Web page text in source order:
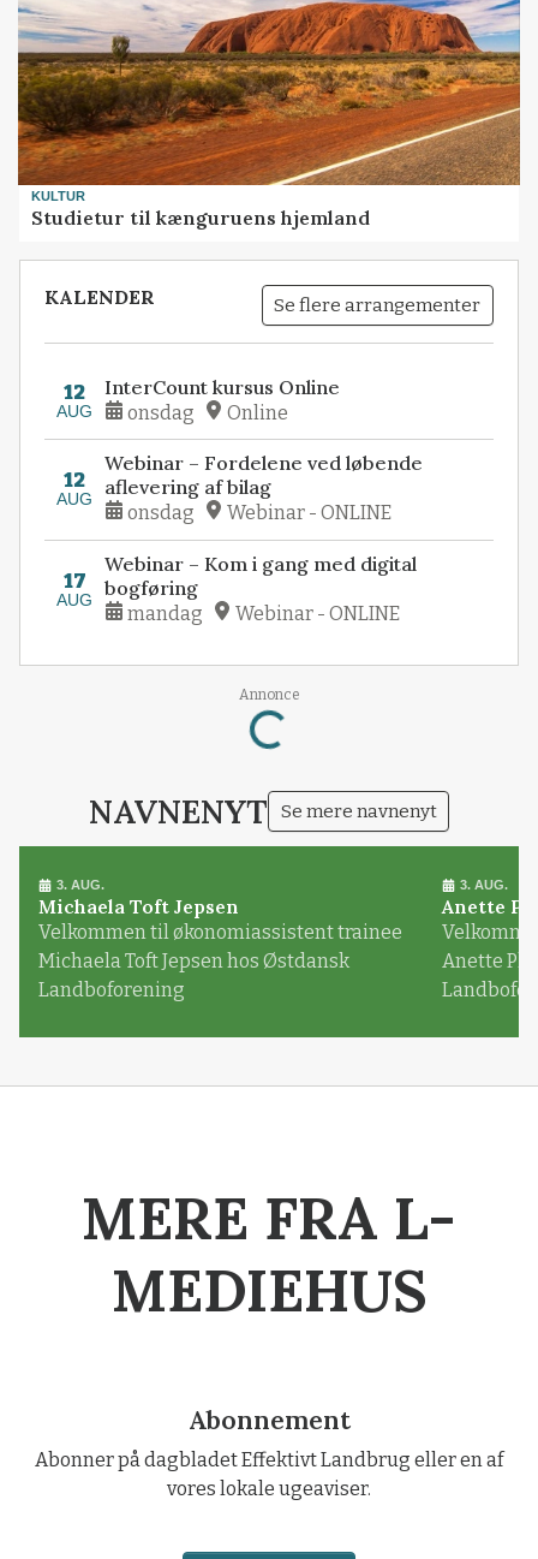
KULTUR
Studietur til kænguruens hjemland
KALENDER Se flere arrangementer
12
AUG
InterCount kursus Online
onsdag Online
12
AUG
Webinar – Fordelene ved løbende
aflevering af bilag
onsdag Webinar - ONLINE
17
AUG
Webinar – Kom i gang med digital
bogføring
mandag Webinar - ONLINE
Annonce
Loading...
NAVNENYT Se mere navnenyt
3. AUG.
Michaela Toft Jepsen
Velkommen til økonomiassistent trainee
Michaela Toft Jepsen hos Østdansk
Landboforening
3. AUG.
Anette
Anette
MERE FRA L-
MEDIEHUS
Abonnement
Abonner på dagbladet Effektivt Landbrug eller en af
vores lokale ugeaviser.